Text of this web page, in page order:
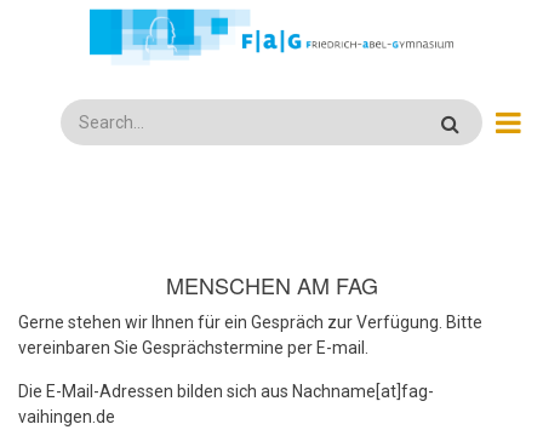
Search
MENSCHEN AM FAG
Gerne stehen wir Ihnen für ein Gespräch zur Verfügung. Bitte
vereinbaren Sie Gesprächstermine per E-mail.
Die E-Mail-Adressen bilden sich aus Nachname[at]fag-
vaihingen.de